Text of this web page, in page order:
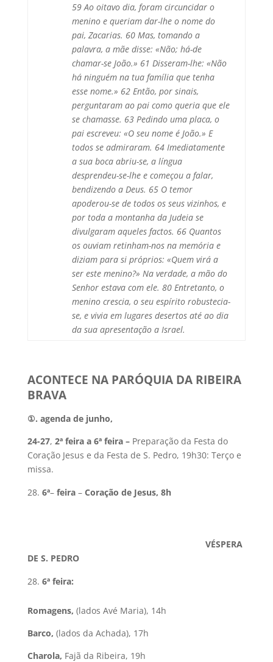
59 Ao oitavo dia, foram circuncidar o
menino e queriam dar-lhe o nome do
pai, Zacarias. 60 Mas, tomando a
palavra, a mãe disse: «Não; há-de
chamar-se João.» 61 Disseram-lhe: «Não
há ninguém na tua família que tenha
esse nome.» 62 Então, por sinais,
perguntaram ao pai como queria que ele
se chamasse. 63 Pedindo uma placa, o
pai escreveu: «O seu nome é João.» E
todos se admiraram. 64 Imediatamente
a sua boca abriu-se, a língua
desprendeu-se-lhe e começou a falar,
bendizendo a Deus. 65 O temor
apoderou-se de todos os seus vizinhos, e
por toda a montanha da Judeia se
divulgaram aqueles factos. 66 Quantos
os ouviam retinham-nos na memória e
diziam para si próprios: «Quem virá a
ser este menino?» Na verdade, a mão do
Senhor estava com ele. 80 Entretanto, o
menino crescia, o seu espírito robustecia-
se, e vivia em lugares desertos até ao dia
da sua apresentação a Israel.
ACONTECE NA PARÓQUIA DA RIBEIRA
BRAVA
①. agenda de junho,
24-27, 2ª feira a 6ª feira – Preparação da Festa do
Coração Jesus e da Festa de S. Pedro, 19h30: Terço e
missa.
6ª–feira– Coração de Jesus, 8h
VÉSPERA
DE S. PEDRO
6ª feira:
Romagens, (lados Avé Maria), 14h
Barco, (lados da Achada), 17h
Charola, Fajã da Ribeira, 19h